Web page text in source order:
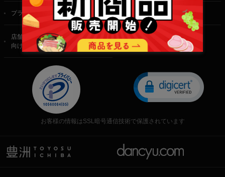
プライバシーポリシー 特定商取引法に基づく表記
店舗・法人・生産者様
向けのお問い合わせ
お客様の情報はSSL暗号通信技術で保護されています